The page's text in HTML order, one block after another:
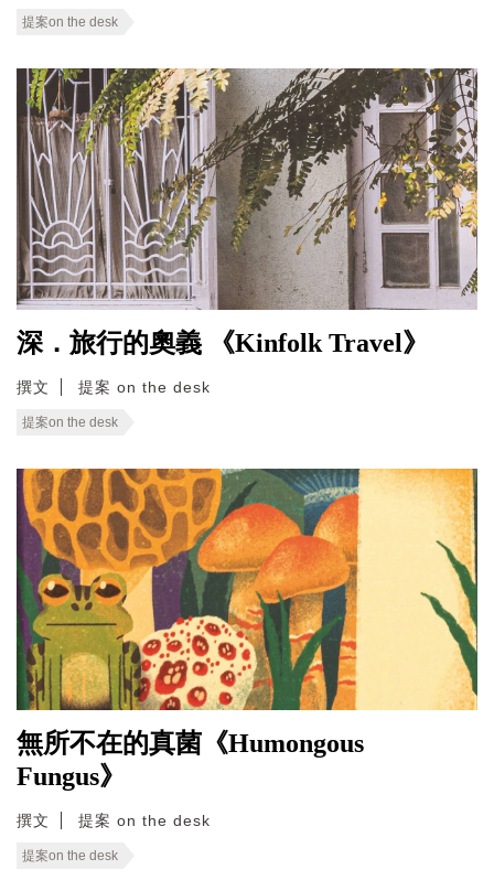
提案on the desk
深．旅行的奧義 《Kinfolk Travel》
撰文 提案 on the desk
提案on the desk
無所不在的真菌《Humongous
Fungus》
撰文 提案 on the desk
提案on the desk